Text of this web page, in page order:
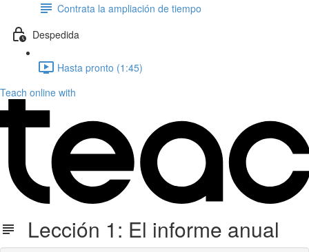
Contrata la ampliación de tiempo
Despedida
Hasta pronto (1:45)
Teach online with
Lección 1: El informe anual